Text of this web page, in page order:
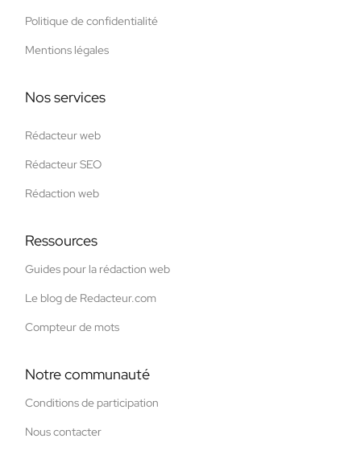
Politique de confidentialité
Mentions légales
Nos services
Rédacteur web
Rédacteur SEO
Rédaction web
Ressources
Guides pour la rédaction web
Le blog de Redacteur.com
Compteur de mots
Notre communauté
Conditions de participation
Nous contacter